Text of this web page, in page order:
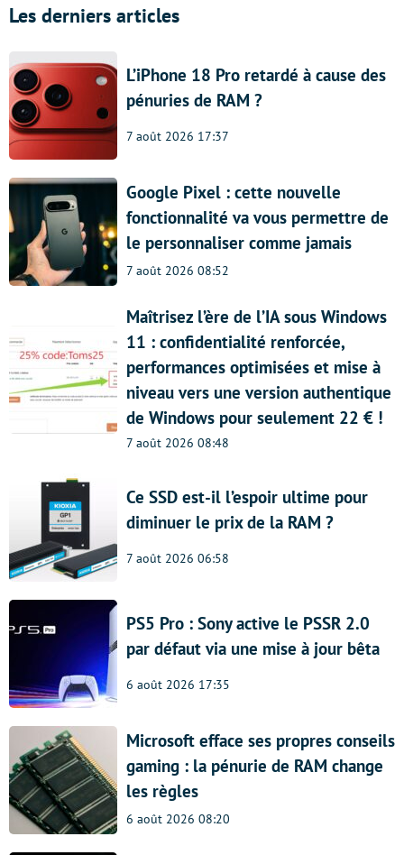
Les derniers articles
L’iPhone 18 Pro retardé à cause des
pénuries de RAM ?
7 août 2026 17:37
Google Pixel : cette nouvelle
fonctionnalité va vous permettre de
le personnaliser comme jamais
7 août 2026 08:52
Maîtrisez l’ère de l’IA sous Windows
11 : confidentialité renforcée,
performances optimisées et mise à
niveau vers une version authentique
de Windows pour seulement 22 € !
7 août 2026 08:48
Ce SSD est-il l’espoir ultime pour
diminuer le prix de la RAM ?
7 août 2026 06:58
PS5 Pro : Sony active le PSSR 2.0
par défaut via une mise à jour bêta
6 août 2026 17:35
Microsoft efface ses propres conseils
gaming : la pénurie de RAM change
les règles
6 août 2026 08:20